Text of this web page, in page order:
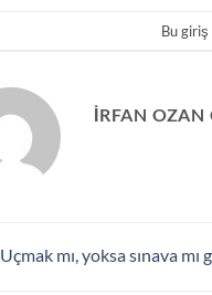
Bu giriş
İRFAN OZAN
Uçmak mı, yoksa sınava mı